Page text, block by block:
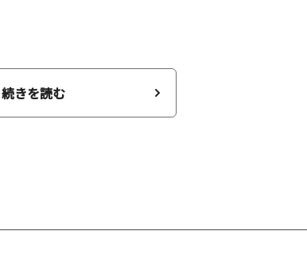
続きを読む